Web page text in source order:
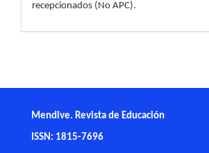
recepcionados (No APC).
Mendive. Revista de Educación
ISSN: 1815-7696